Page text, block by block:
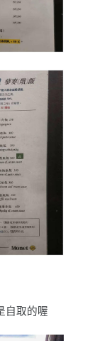
自取的喔